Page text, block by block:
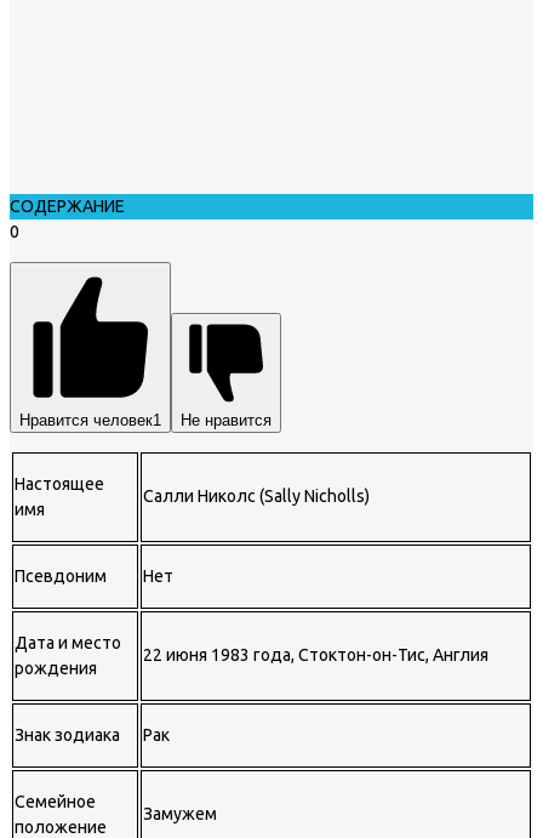
СОДЕРЖАНИЕ
0
Нравится человек1 Не нравится
Настоящее
имя
Салли Николс (Sally Nicholls)
Псевдоним Нет
Дата и место
рождения
22 июня 1983 года, Стоктон-он-Тис, Англия
Знак зодиака Рак
Семейное
положение
Замужем